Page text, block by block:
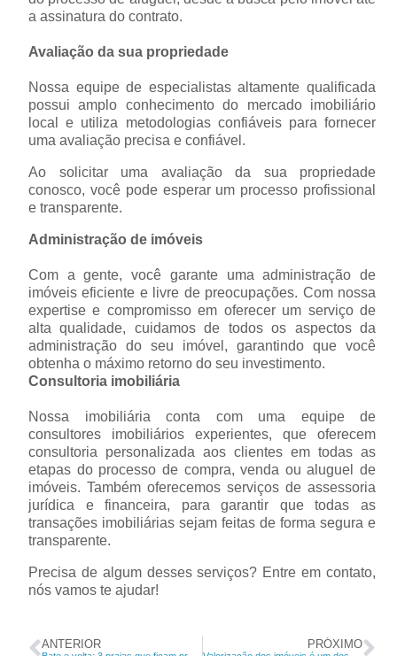
a assinatura do contrato.
Avaliação da sua propriedade
Nossa equipe de especialistas altamente qualificada
possui amplo conhecimento do mercado imobiliário
local e utiliza metodologias confiáveis para fornecer
uma avaliação precisa e confiável.
Ao solicitar uma avaliação da sua propriedade
conosco, você pode esperar um processo profissional
e transparente.
Administração de imóveis
Com a gente, você garante uma administração de
imóveis eficiente e livre de preocupações. Com nossa
expertise e compromisso em oferecer um serviço de
alta qualidade, cuidamos de todos os aspectos da
administração do seu imóvel, garantindo que você
obtenha o máximo retorno do seu investimento.
Consultoria imobiliária
Nossa imobiliária conta com uma equipe de
consultores imobiliários experientes, que oferecem
consultoria personalizada aos clientes em todas as
etapas do processo de compra, venda ou aluguel de
imóveis. Também oferecemos serviços de assessoria
jurídica e financeira, para garantir que todas as
transações imobiliárias sejam feitas de forma segura e
transparente.
Precisa de algum desses serviços? Entre em contato,
nós vamos te ajudar!
ANTERIOR PRÓXIMO